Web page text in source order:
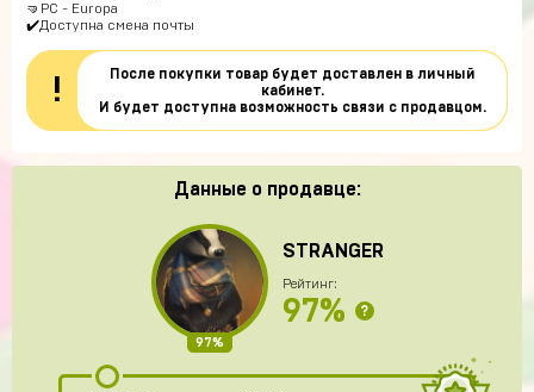
🤜PC - Europa
✔️Доступна смена почты
!
После покупки товар будет доставлен в личный
кабинет.
И будет доступна возможность связи с продавцом.
Данные о продавце:
97%
STRANGER
Рейтинг:
97% ?